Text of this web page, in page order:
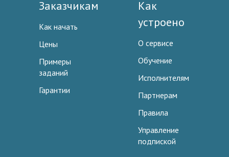
Заказчикам
Как начать
Цены
Примеры
заданий
Гарантии
Как
устроено
О сервисе
Обучение
Исполнителям
Партнерам
Правила
Управление
подпиской